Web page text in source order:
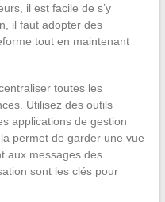
il est facile de s’y
il faut adopter des
tout en maintenant
toutes les
Utilisez des outils
applications de gestion
permet de garder une vue
aux messages des
sont les clés pour